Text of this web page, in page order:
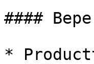
####
*